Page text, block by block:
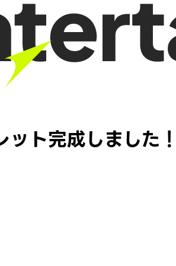
ット完成しました